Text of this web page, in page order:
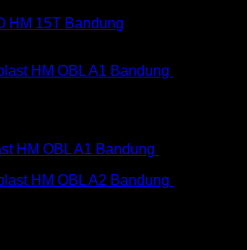
HM 15T Bandung
HM OBL A1 Bandung